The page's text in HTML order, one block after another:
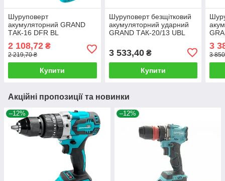
Шуруповерт
акумуляторний GRAND
ТАК-16 DFR BL
2.0 Ач, зарядне, кейс)
2 108,72 ₴
2 219,70 ₴
Купити
Шуруповерт безщітковий
акумуляторний ударний
GRAND ТАК-20/13 UBL
зарядним
3 533,40₴
Купити
3
3
Акційні пропозиції та новинки
–12% –12%